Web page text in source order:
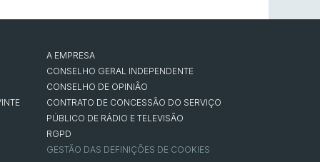
A EMPRESA
CONSELHO GERAL INDEPENDENTE
CONSELHO DE OPINIÃO
CONTRATO DE CONCESSÃO DO SERVIÇO
PÚBLICO DE RÁDIO E TELEVISÃO
RGPD
GESTÃO DAS DEFINIÇÕES DE COOKIES